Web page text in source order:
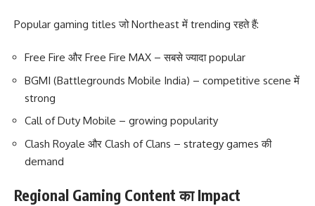
Popular gaming titles जो Northeast में trending रहते हैं:
Free Fire और Free Fire MAX – सबसे ज्यादा popular
BGMI (Battlegrounds Mobile India) – competitive scene में
strong
Call of Duty Mobile – growing popularity
Clash Royale और Clash of Clans – strategy games की
demand
Regional Gaming Content का Impact